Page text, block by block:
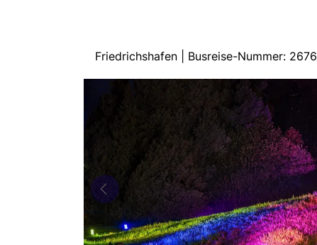
Friedrichshafen | Busreise-Nummer: